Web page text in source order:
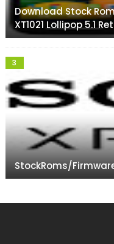
Download Stock Rom
XT1021 Lollipop 5.1
StockRoms/